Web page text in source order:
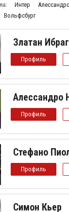
Интер
Вольфсбург
Златан
Профиль
Алессандро
Профиль
Стефано
Профиль
Симон Кьер